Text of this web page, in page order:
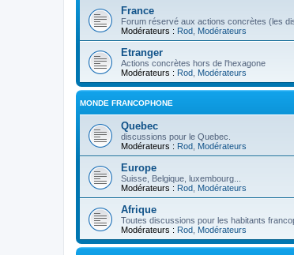
France
Forum réservé aux actions concrètes (les
Modérateurs : Rod Modérateurs
Etranger
Actions concrètes hors de l'hexagone
Modérateurs : Rod Modérateurs
MONDE FRANCOPHONE
Quebec
discussions pour le Quebec.
Modérateurs : Rod Modérateurs
Europe
Suisse, Belgique, luxembourg...
Modérateurs : Rod Modérateurs
Afrique
Toutes discussions pour les habitants
Modérateurs : Rod Modérateurs